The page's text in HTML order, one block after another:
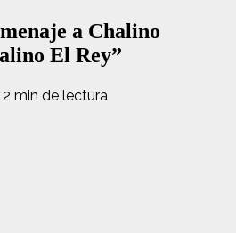
a Chalino
El Rey”
2 min de lectura